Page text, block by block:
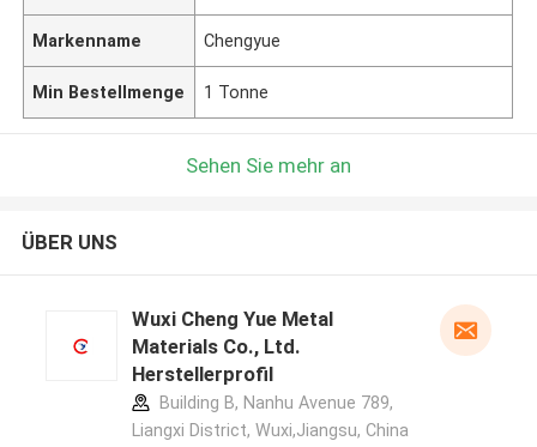
Markenname Chengyue
Min Bestellmenge 1 Tonne
Sehen Sie mehr an
ÜBER UNS
Wuxi Cheng Yue Metal
Materials Co., Ltd.
Herstellerprofil
Building B, Nanhu Avenue 789,
Liangxi District, Wuxi,Jiangsu, China